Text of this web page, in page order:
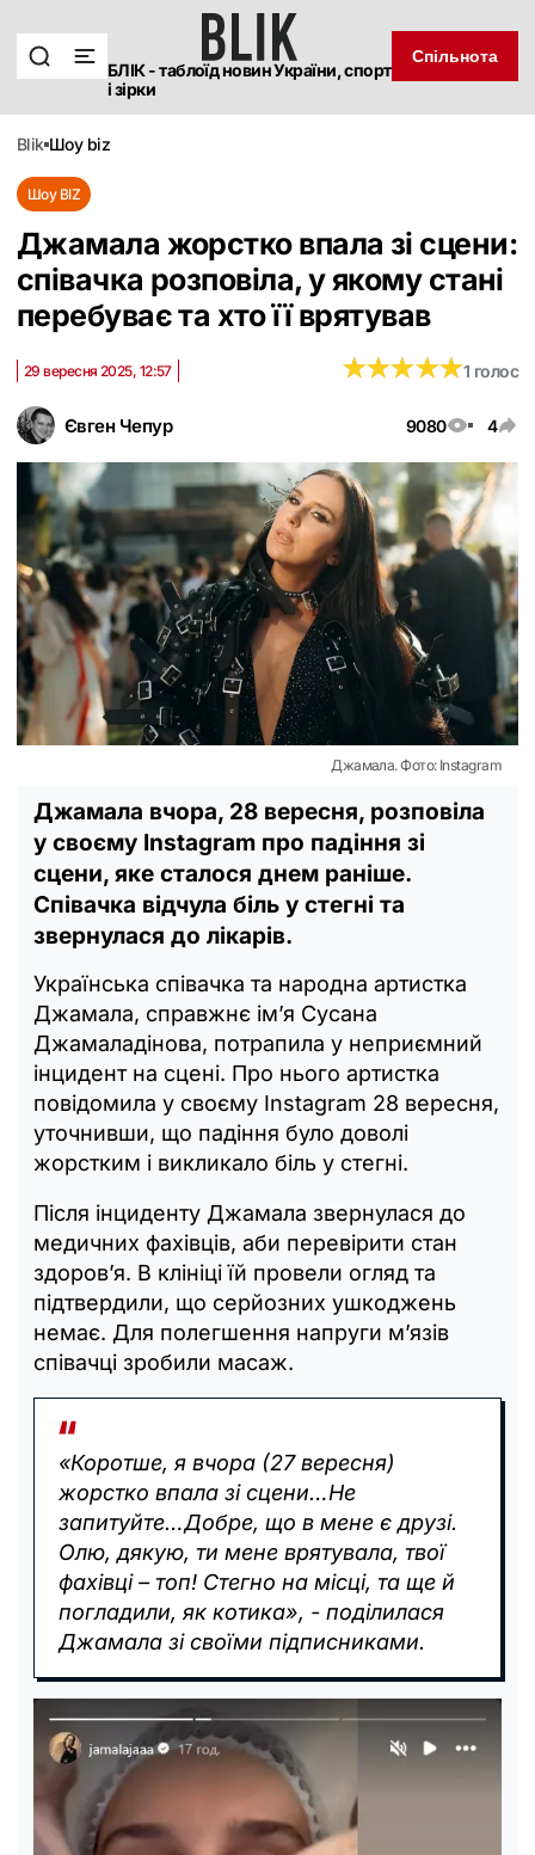
БЛІК - таблоїд новин України, спорт
і зірки
Спільнота
blik шоу biz
Шоу BIZ
Джамала жорстко впала зі сцени:
співачка розповіла, у якому стані
перебуває та хто її врятував
Євген Чепур 9080 4
29 вересня 2025, 12:57 ★★★★★
★★★★★1 голос
Джамала. Фото: Instagram
Джамала вчора, 28 вересня, розповіла
у своєму Instagram про падіння зі
сцени, яке сталося днем раніше.
Співачка відчула біль у стегні та
звернулася до лікарів.
Українська співачка та народна артистка
Джамала, справжнє ім’я Сусана
Джамаладінова, потрапила у неприємний
інцидент на сцені. Про нього артистка
повідомила у своєму Instagram 28 вересня,
уточнивши, що падіння було доволі
жорстким і викликало біль у стегні.
Після інциденту Джамала звернулася до
медичних фахівців, аби перевірити стан
здоров’я. В клініці їй провели огляд та
підтвердили, що серйозних ушкоджень
немає. Для полегшення напруги м’язів
співачці зробили масаж.
«Коротше, я вчора (27 вересня)
жорстко впала зі сцени…Не
запитуйте…Добре, що в мене є друзі.
Олю, дякую, ти мене врятувала, твої
фахівці – топ! Стегно на місці, та ще й
погладили, як котика», - поділилася
Джамала зі своїми підписниками.